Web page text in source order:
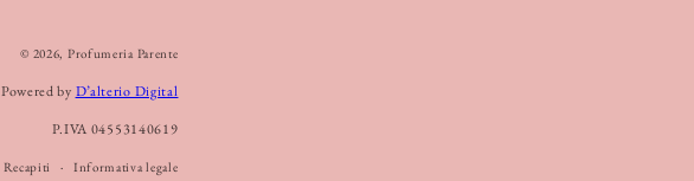
© 2026, Profumeria Parente
Powered by D’alterio Digital
P.IVA 04553140619
Recapiti Informativa legale